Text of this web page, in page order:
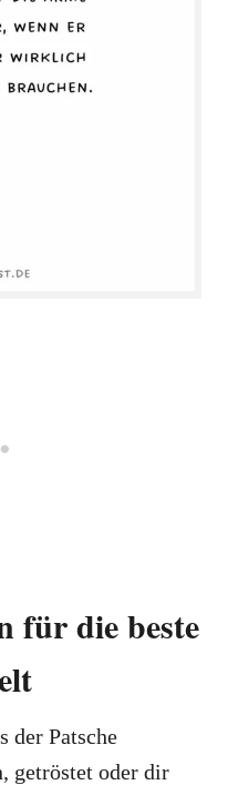
für die beste
der Patsche
getröstet oder dir